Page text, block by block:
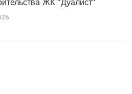
ЖК "Дуалист"